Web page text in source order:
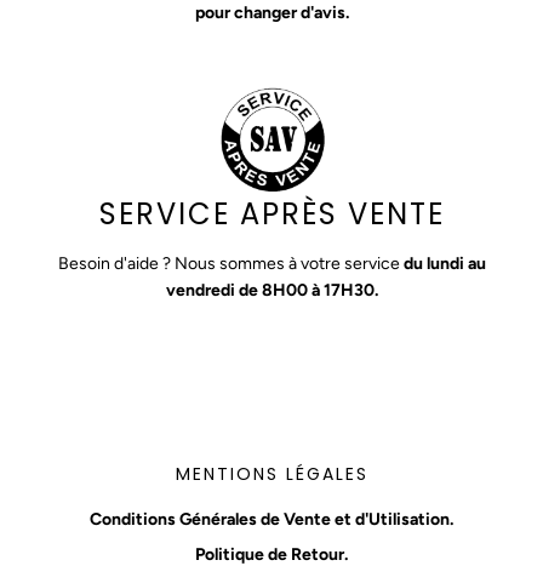
pour changer d'avis.
SERVICE APRÈS VENTE
Besoin d'aide ? Nous sommes à votre servicedu lundi au
vendredi de 8H00 à 17H30.
MENTIONS LÉGALES
Conditions Générales de Vente et d'Utilisation.
Politique de Retour.